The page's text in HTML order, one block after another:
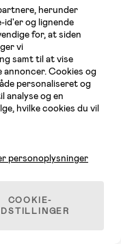
Regnhat, Pine Green
herunder
id'er og lignende
for, at siden
vi
samt til at vise
annoncer. Cookies og
personaliseret og
analyse og en
hvilke cookies du vil
personoplysninger
COOKIE-